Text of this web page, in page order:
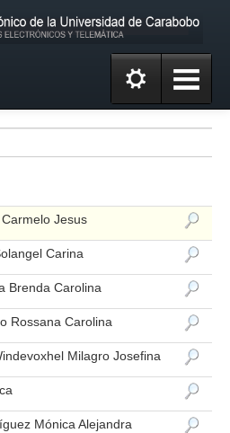
Maria Angelica
Jesus
Carina
Brenda Carolina
Rossana Carolina
Milagro Josefina
Mónica Alejandra